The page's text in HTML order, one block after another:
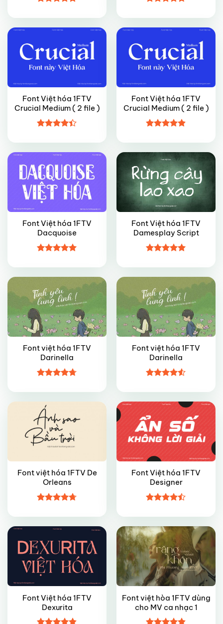
hạng4.95
sao
hạng4.75
sao
Font Việt hóa 1FTV
Crucial Medium ( 2 file )
hạng4.4
5 sao
Font Việt hóa 1FTV
Crucial Medium ( 2 file )
hạng4.95
sao
Font Việt hóa 1FTV
Dacquoise
hạng55
sao
Font Việt hóa 1FTV
Damesplay Script
hạng55
sao
Font việt hóa 1FTV
Darinella
hạng4.75
sao
Font việt hóa 1FTV
Darinella
hạng4.5
5 sao
Font việt hóa 1FTV De
Orleans
hạng4.75
sao
Font Việt hóa 1FTV
Designer
hạng4.45
5 sao
Font Việt hóa 1FTV
Dexurita
Font việt hòa 1FTV dùng
cho MV ca nhạc 1